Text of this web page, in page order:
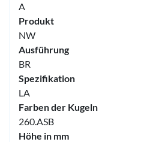
A
Produkt
NW
Ausführung
BR
Spezifikation
LA
Farben der Kugeln
260.ASB
Höhe in mm